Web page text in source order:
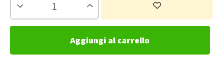
Aggiungi al carrello